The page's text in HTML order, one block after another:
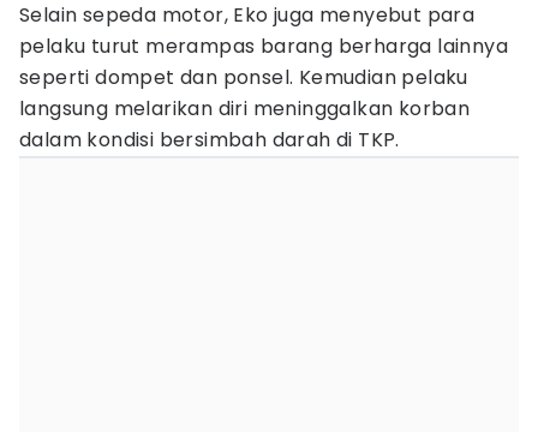
Selain sepeda motor, Eko juga menyebut para
pelaku turut merampas barang berharga lainnya
seperti dompet dan ponsel. Kemudian pelaku
langsung melarikan diri meninggalkan korban
dalam kondisi bersimbah darah di TKP.